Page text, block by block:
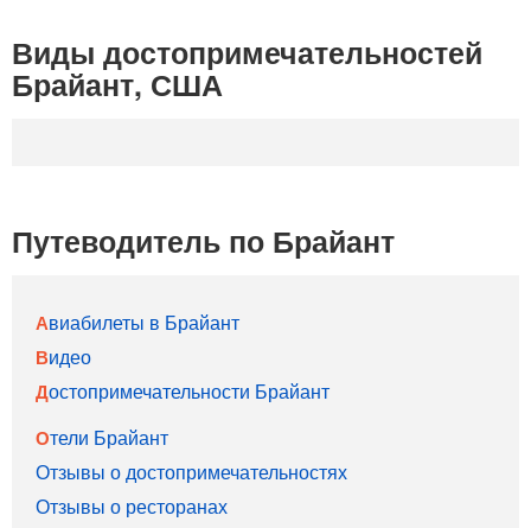
Виды достопримечательностей
Брайант, США
Путеводитель по Брайант
Авиабилеты в Брайант
Видео
Достопримечательности Брайант
Отели Брайант
Отзывы о достопримечательностях
Отзывы о ресторанах